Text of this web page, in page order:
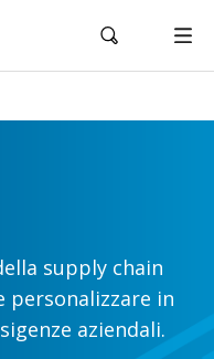
supply chain
in
aziendali.